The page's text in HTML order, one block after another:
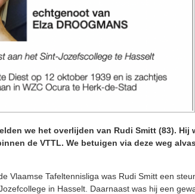
we het overlijden van Rudi Smitt (83). Hij
de VTTL. We betuigen via deze weg
Vlaamse Tafeltennisliga was Rudi Smitt een
in Hasselt. Daarnaast was hij een